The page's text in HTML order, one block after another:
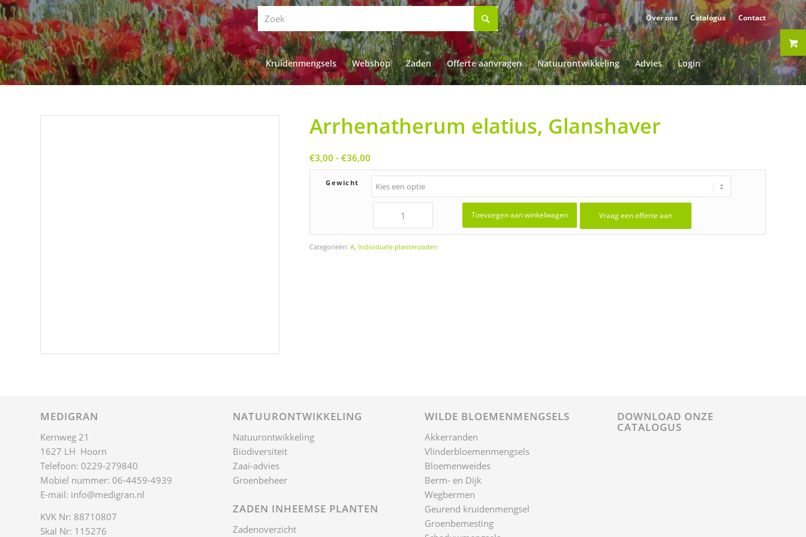
Over ons Catalogus Contact
Kruidenmengsels Webshop Zaden Offerte aanvragen Natuurontwikkeling Advies Login
Arrhenatherum elatius, Glanshaver
€3,00 - €36,00
€3,00
tot
€36,00
Gewicht
Toevoegen aan winkelwagen Vraag een offerte aan
Categorieën:A, Individuele plantenzaden
MEDIGRAN
Kernweg 21
1627 LH Hoorn
Telefoon: 0229-279840
Mobiel nummer: 06-4459-4939
E-mail: info@medigran.nl
KVK Nr: 88710807
Skal Nr: 115276
NATUURONTWIKKELING
Natuurontwikkeling
Biodiversiteit
Zaai-advies
Groenbeheer
ZADEN INHEEMSE PLANTEN
Zadenoverzicht
WILDE BLOEMENMENGSELS
Akkerranden
Vlinderbloemenmengsels
Bloemenweides
Berm- en Dijk
Wegbermen
Geurend kruidenmengsel
Groenbemesting
DOWNLOAD ONZE
CATALOGUS